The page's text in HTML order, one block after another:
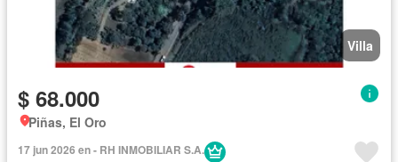
Villa
$ 68.000
Piñas, El Oro
17 jun 2026 en - RH INMOBILIAR S.A.